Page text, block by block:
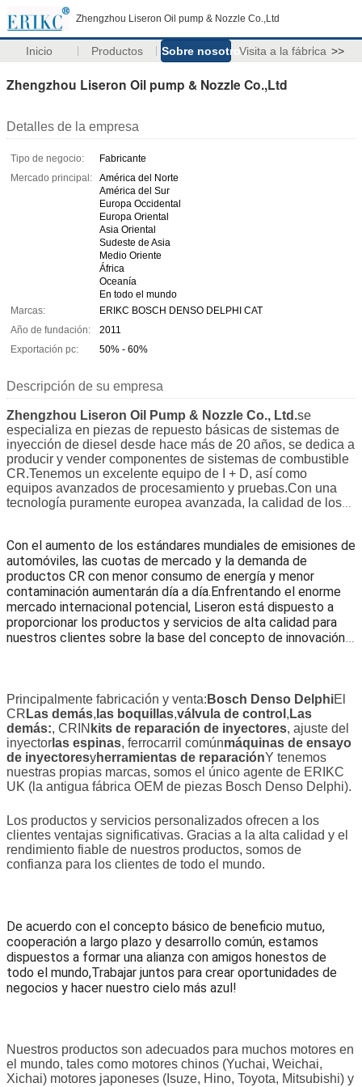
Zhengzhou Liseron Oil pump & Nozzle Co.,Ltd
Inicio Productos Sobre nosotrosVisita a la fábrica >>
Zhengzhou Liseron Oil pump & Nozzle Co.,Ltd
Detalles de la empresa
Tipo de negocio:
Fabricante
Mercado principal:
América del Norte
América del Sur
Europa Occidental
Europa Oriental
Asia Oriental
Sudeste de Asia
Medio Oriente
África
Oceanía
En todo el mundo
Marcas:
ERIKC BOSCH DENSO DELPHI CAT
Año de fundación:
2011
Exportación pc:
50% - 60%
Descripción de su empresa
Zhengzhou Liseron Oil Pump & Nozzle Co., Ltd.se
especializa en piezas de repuesto básicas de sistemas de
inyección de diesel desde hace más de 20 años, se dedica a
producir y vender componentes de sistemas de combustible
CR.Tenemos un excelente equipo de I + D, así como
equipos avanzados de procesamiento y pruebas.Con una
tecnología puramente europea avanzada, la calidad de los
Con el aumento de los estándares mundiales de emisiones de
automóviles, las cuotas de mercado y la demanda de
productos CR con menor consumo de energía y menor
contaminación aumentarán día a día.Enfrentando el enorme
mercado internacional potencial, Liseron está dispuesto a
proporcionar los productos y servicios de alta calidad para
nuestros clientes sobre la base del concepto de innovación
Principalmente fabricación y venta: Bosch Denso DelphiEl
CR Las demás, las boquillas,válvula de control , Las
demás:, CRIN kits de reparación de inyectores, ajuste del
inyector las espinas, ferrocarril comúnmáquinas de ensayo
de inyectoresyherramientas de reparaciónY tenemos
nuestras propias marcas, somos el único agente de ERIKC
UK (la antigua fábrica OEM de piezas Bosch Denso Delphi).
Los productos y servicios personalizados ofrecen a los
clientes ventajas significativas. Gracias a la alta calidad y el
rendimiento fiable de nuestros productos, somos de
confianza para los clientes de todo el mundo.
De acuerdo con el concepto básico de beneficio mutuo,
cooperación a largo plazo y desarrollo común, estamos
dispuestos a formar una alianza con amigos honestos de
todo el mundo,Trabajar juntos para crear oportunidades de
negocios y hacer nuestro cielo más azul!
Nuestros productos son adecuados para muchos motores en
el mundo, tales como motores chinos (Yuchai, Weichai,
Xichai) motores japoneses (Isuze, Hino, Toyota, Mitsubishi) y